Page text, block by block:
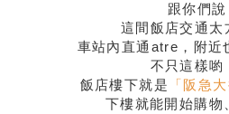
跟你們說
這間飯店交通太
車站內直通atre，附近
不只這樣喲
飯店樓下就是
「阪急
下樓就能開始購物